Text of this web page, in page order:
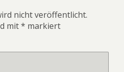
nicht veröffentlicht.
mit* markiert